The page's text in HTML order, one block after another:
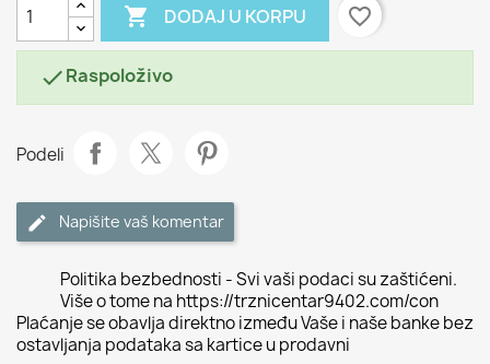
 DODAJ U KORPU favorite_border
Raspoloživo
Podeli
Napišite vaš komentar
Politika bezbednosti - Svi vaši podaci su zaštićeni.
Više o tome na https://trznicentar9402.com/con
Plaćanje se obavlja direktno između Vaše i naše banke bez
ostavljanja podataka sa kartice u prodavni